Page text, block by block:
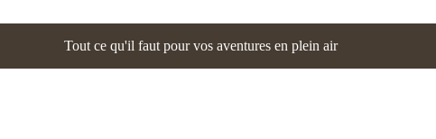
Tout ce qu'il faut pour vos aventures en plein air